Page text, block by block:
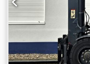
Stil RX 20-20 P
specificaties:
kg * Hefhoogte: 3.300
Bouwjaar: 2017 *
elektrische
markerende banden